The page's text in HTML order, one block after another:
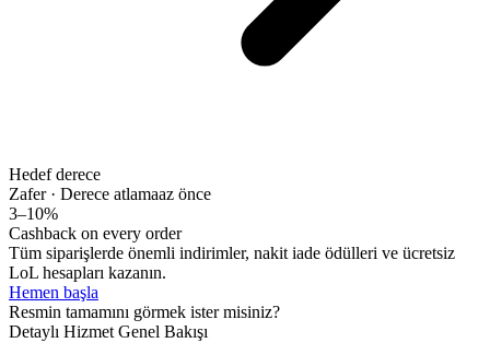
Hedef derece
Zafer · Derece atlamaaz önce
3–10%
Cashback on every order
Tüm siparişlerde önemli indirimler, nakit iade ödülleri ve ücretsiz
LoL hesapları kazanın.
Hemen başla
Resmin tamamını görmek ister misiniz?
Detaylı Hizmet Genel Bakışı